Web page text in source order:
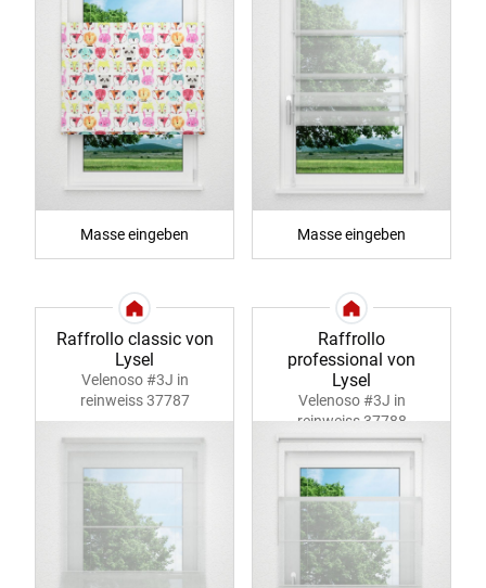
Masse eingeben Masse eingeben
Raffrollo classic von
Lysel
Velenoso #3J in
reinweiss 37787
Raffrollo
professional von
Lysel
Velenoso #3J in
reinweiss 37788